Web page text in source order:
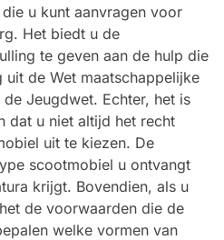
u kunt aanvragen voor
Het biedt u de
te geven aan de hulp die
de Wet maatschappelijke
Jeugdwet. Echter, het is
dat u niet altijd het recht
uit te kiezen. De
scootmobiel u ontvangt
krijgt. Bovendien, als u
de voorwaarden die de
welke vormen van